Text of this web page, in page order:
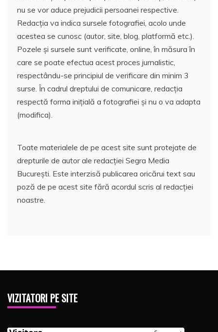
nu se vor aduce prejudicii persoanei respective.
Redacția va indica sursele fotografiei, acolo unde
acestea se cunosc (autor, site, blog, platformă etc.).
Pozele și sursele sunt verificate, online, în măsura în
care se poate efectua acest proces jurnalistic,
respectându-se principiul de verificare din minim 3
surse. În cadrul dreptului de comunicare, redacția
respectă forma inițială a fotografiei și nu o va adapta
(modifica).
Toate materialele de pe acest site sunt protejate de
drepturile de autor ale redacției Segra Media
București. Este interzisă publicarea oricărui text sau
poză de pe acest site fără acordul scris al redacției
noastre.
VIZITATORI PE SITE